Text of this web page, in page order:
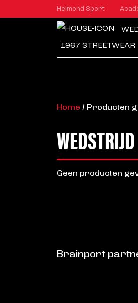
Helmond Sport
1967 STREETWEAR
Home / Producten
WEDSTRIJD
Geen producten
Brainport